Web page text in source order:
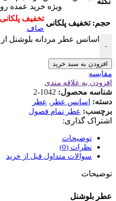
ویژه خرید عمده
حجم
صاف
-
اسانس عطر مردانه بلوشنل از
افزودن به سبد خرید
مقایسه
افزودن به علاقه مندی
شناسه محصول: 1042-2
دسته:
اسانس عطر , عطر
برچسب: عطر تمام فصول
اشتراک گذاری:
توضیحات
نظرات (0)
سوالات متداول قبل از خرید
توضیحات
عطر بلوشنل